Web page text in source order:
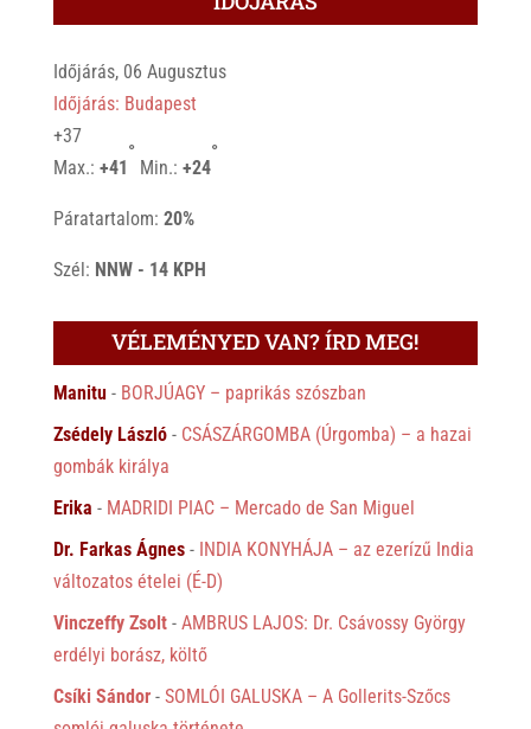
Időjárás, 06 Augusztus
Időjárás: Budapest
+37
Max.: +41
°
Min.: +24
°
Páratartalom: 20%
Szél: NNW - 14 KPH
VÉLEMÉNYED VAN? ÍRD MEG!
Manitu- BORJÚAGY – paprikás szószban
Zsédely László- CSÁSZÁRGOMBA (Úrgomba) – a hazai
gombák királya
Erika - MADRIDI PIAC – Mercado de San Miguel
Dr. Farkas Ágnes- INDIA KONYHÁJA – az ezerízű India
változatos ételei (É-D)
Vinczeffy Zsolt- AMBRUS LAJOS: Dr. Csávossy György
erdélyi borász, költő
Csíki Sándor- SOMLÓI GALUSKA – A Gollerits-Szőcs